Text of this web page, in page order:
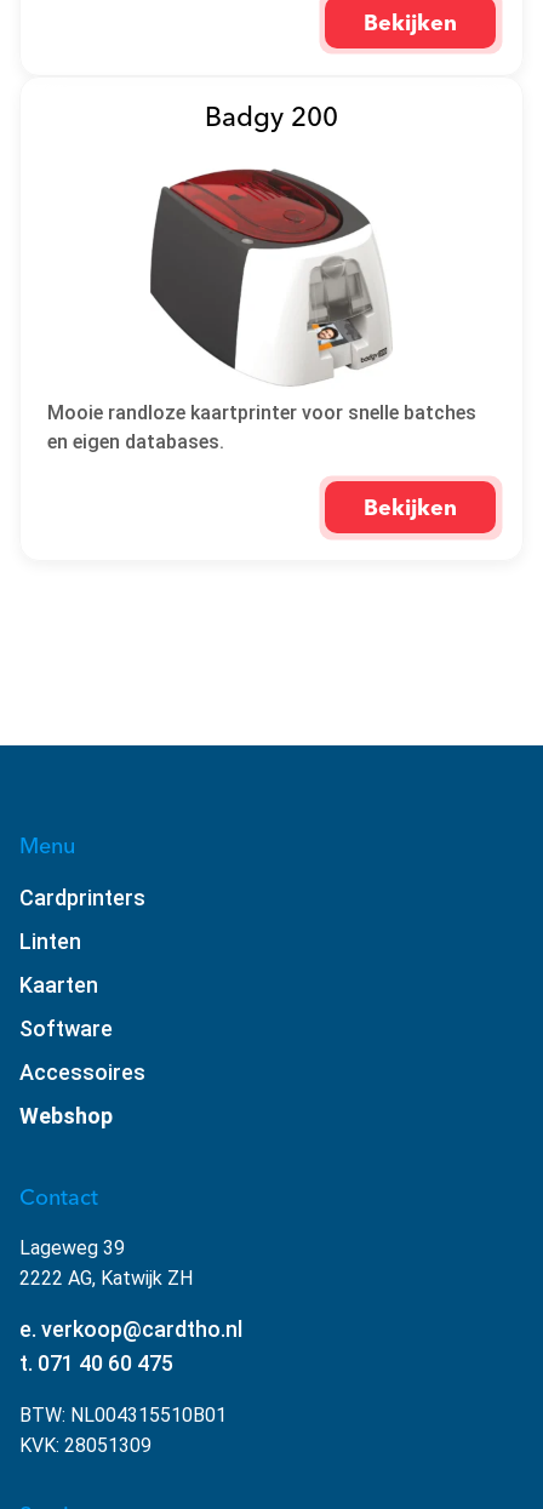
Bekijken
Badgy 200
Mooie randloze kaartprinter voor snelle batches
en eigen databases.
Bekijken
Menu
Cardprinters
Linten
Kaarten
Software
Accessoires
Webshop
Contact
Lageweg 39
2222 AG, Katwijk ZH
e. verkoop@cardtho.nl
t. 071 40 60 475
BTW: NL004315510B01
KVK: 28051309